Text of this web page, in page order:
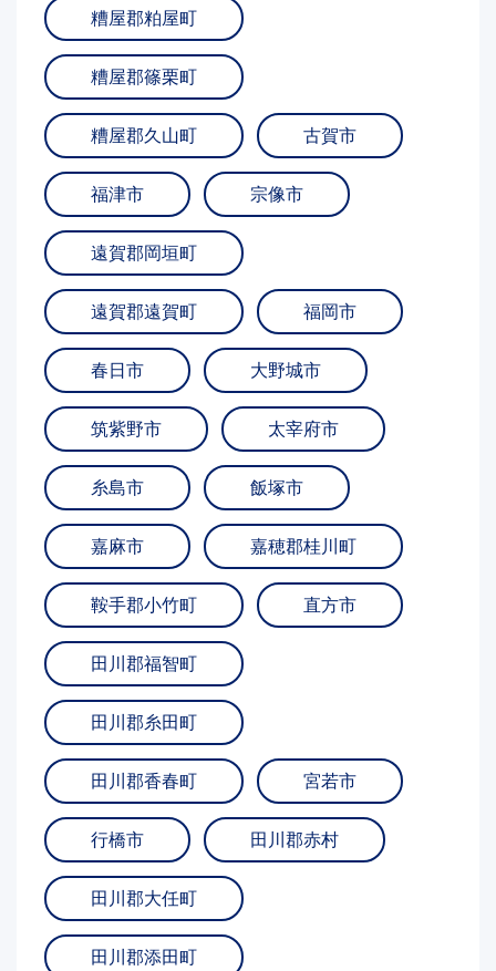
糟屋郡粕屋町
糟屋郡篠栗町
糟屋郡久山町 古賀市
福津市 宗像市
遠賀郡岡垣町
遠賀郡遠賀町 福岡市
春日市 大野城市
筑紫野市 太宰府市
糸島市 飯塚市
嘉麻市 嘉穂郡桂川町
鞍手郡小竹町 直方市
田川郡福智町
田川郡糸田町
田川郡香春町 宮若市
行橋市 田川郡赤村
田川郡大任町
田川郡添田町